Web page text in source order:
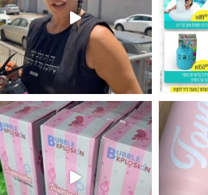
חזר למלא